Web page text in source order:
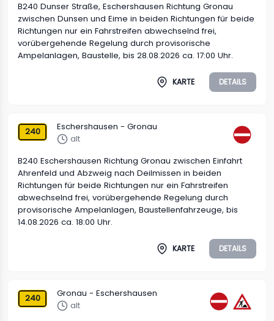
B240 Dunser Straße, Eschershausen Richtung Gronau
zwischen Dunsen und Eime in beiden Richtungen für beide
Richtungen nur ein Fahrstreifen abwechselnd frei,
vorübergehende Regelung durch provisorische
Ampelanlagen, Baustelle, bis 28.08.2026 ca. 17:00 Uhr.
KARTE DETAILS
240
Eschershausen - Gronau
alt
B240 Eschershausen Richtung Gronau zwischen Einfahrt
Ahrenfeld und Abzweig nach Deilmissen in beiden
Richtungen für beide Richtungen nur ein Fahrstreifen
abwechselnd frei, vorübergehende Regelung durch
provisorische Ampelanlagen, Baustellenfahrzeuge, bis
14.08.2026 ca. 18:00 Uhr.
KARTE DETAILS
240
Gronau - Eschershausen
alt